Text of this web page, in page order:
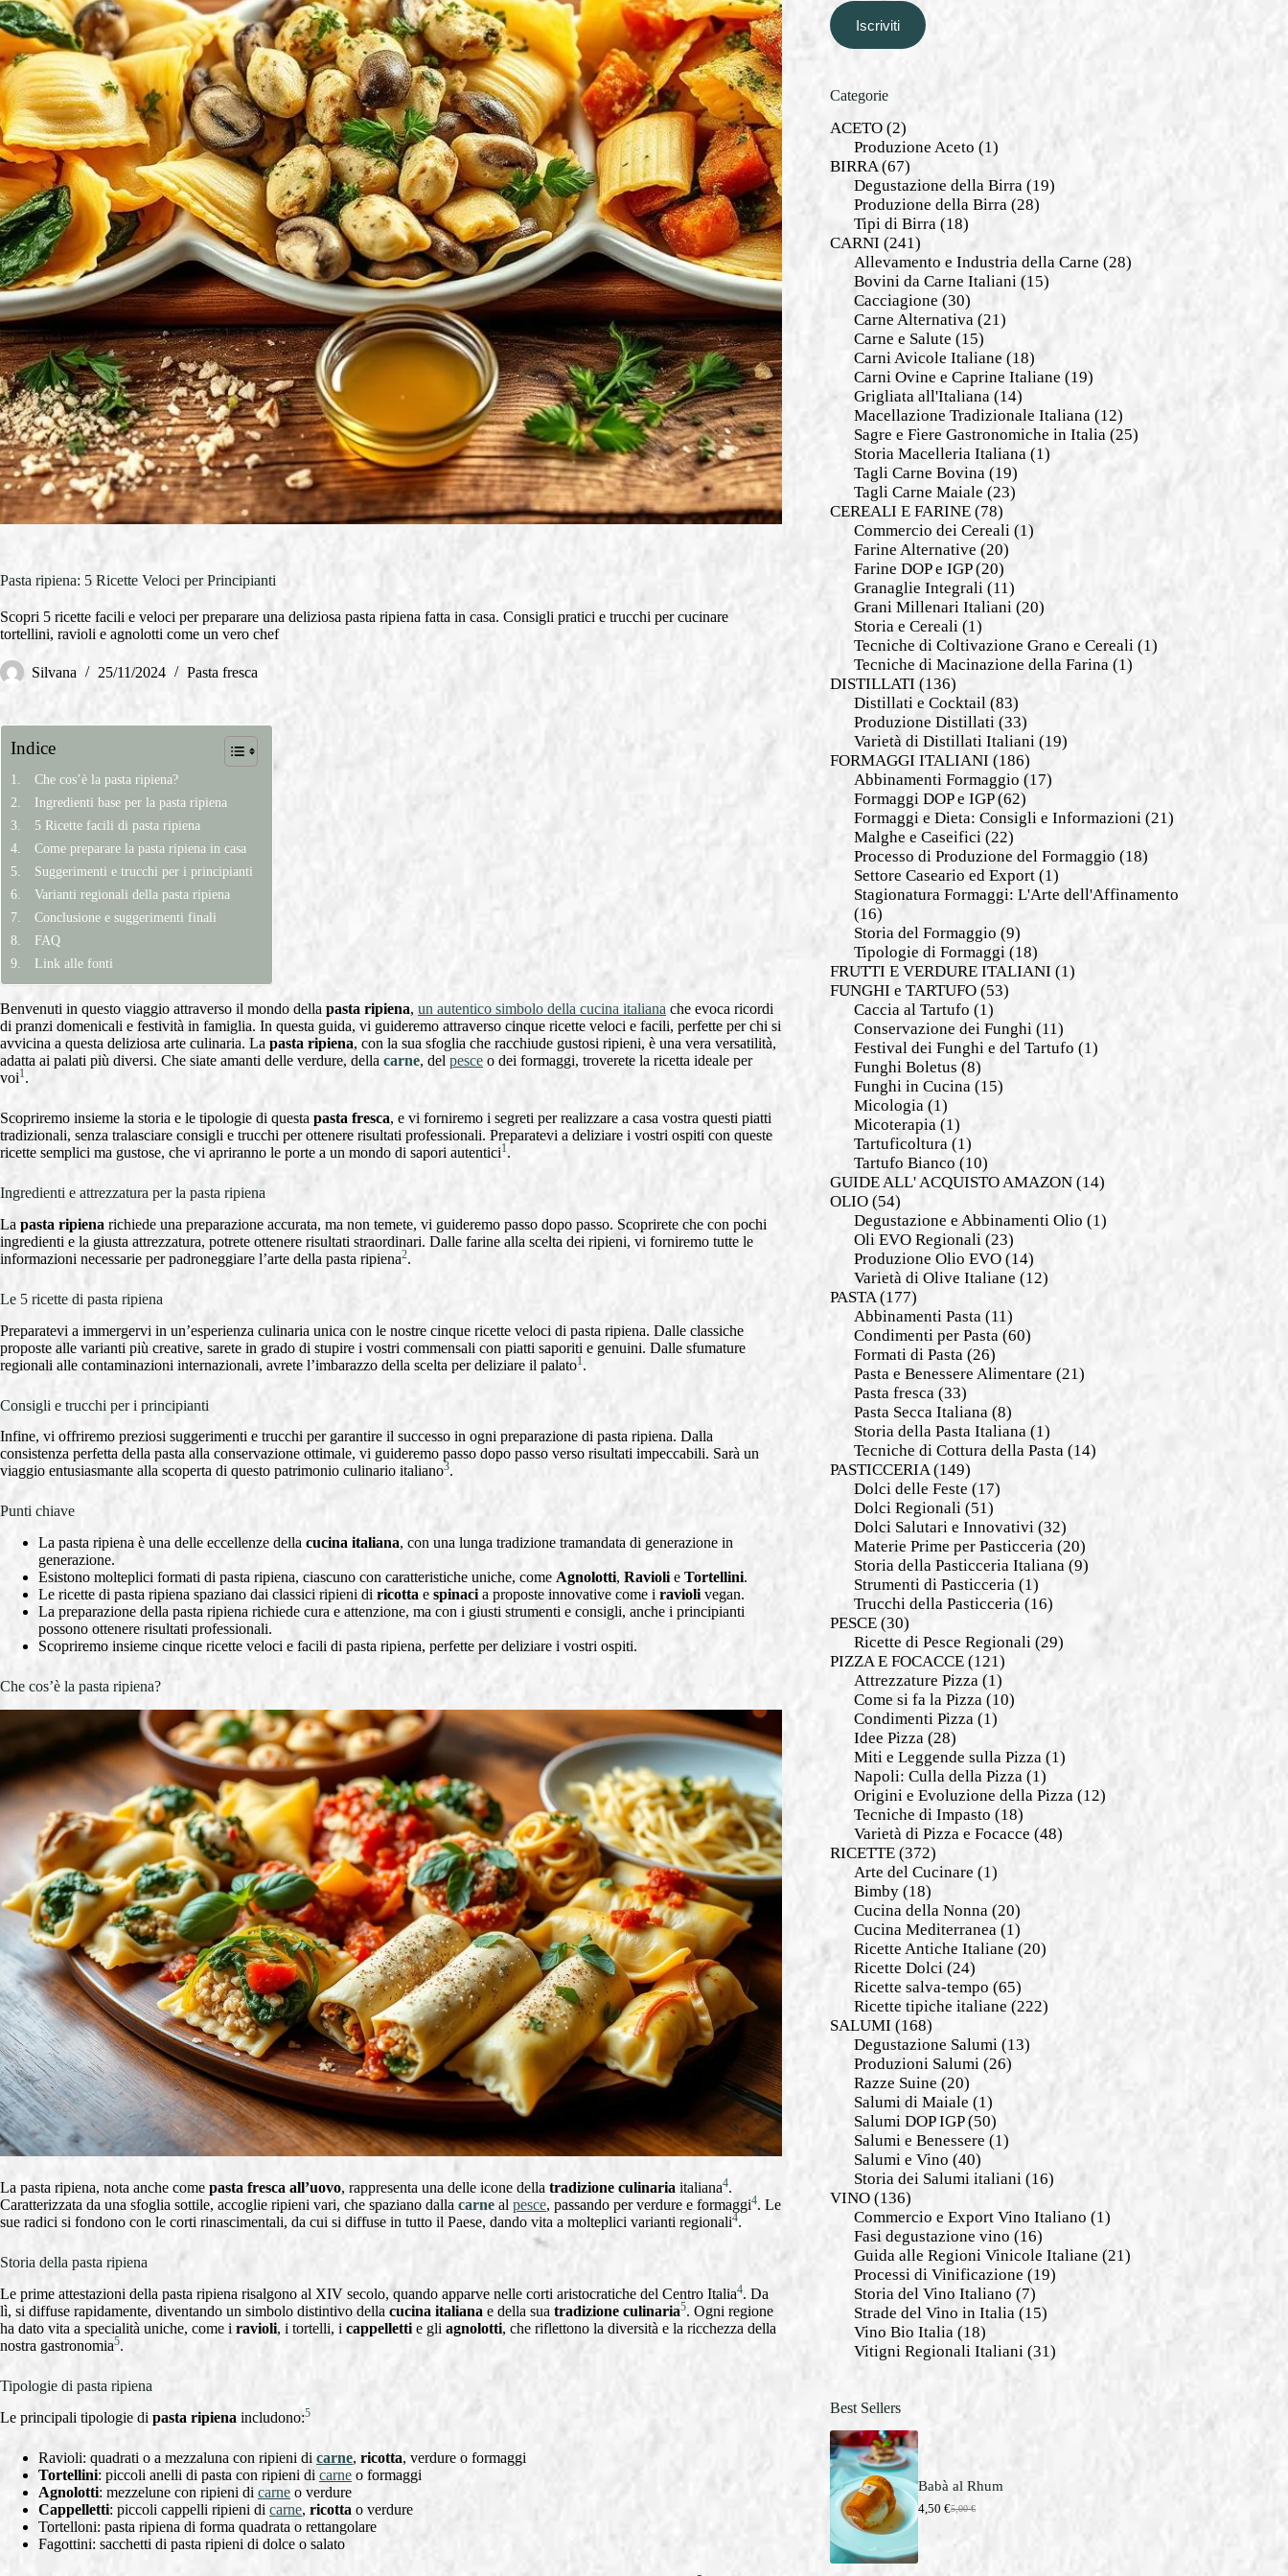
Pasta ripiena: 5 Ricette Veloci per Principianti
Scopri 5 ricette facili e veloci per preparare una deliziosa pasta ripiena fatta in casa. Consigli pratici e trucchi per cucinare
tortellini, ravioli e agnolotti come un vero chef
Silvana 25/11/2024 Pasta fresca
Indice
Che cos’è la pasta ripiena?
Ingredienti base per la pasta ripiena
5 Ricette facili di pasta ripiena
Come preparare la pasta ripiena in casa
Suggerimenti e trucchi per i principianti
Varianti regionali della pasta ripiena
Conclusione e suggerimenti finali
FAQ
Link alle fonti
Benvenuti in questo viaggio attraverso il mondo della pasta ripiena, un autentico simbolo della cucina italiana che evoca ricordi
di pranzi domenicali e festività in famiglia. In questa guida, vi guideremo attraverso cinque ricette veloci e facili, perfette per chi si
avvicina a questa deliziosa arte culinaria. La pasta ripiena, con la sua sfoglia che racchiude gustosi ripieni, è una vera versatilità,
adatta ai palati più diversi. Che siate amanti delle verdure, della carne, del pesce o dei formaggi, troverete la ricetta ideale per
voi1.
Scopriremo insieme la storia e le tipologie di questa pasta fresca, e vi forniremo i segreti per realizzare a casa vostra questi piatti
tradizionali, senza tralasciare consigli e trucchi per ottenere risultati professionali. Preparatevi a deliziare i vostri ospiti con queste
ricette semplici ma gustose, che vi apriranno le porte a un mondo di sapori autentici1.
Ingredienti e attrezzatura per la pasta ripiena
La pasta ripiena richiede una preparazione accurata, ma non temete, vi guideremo passo dopo passo. Scoprirete che con pochi
ingredienti e la giusta attrezzatura, potrete ottenere risultati straordinari. Dalle farine alla scelta dei ripieni, vi forniremo tutte le
informazioni necessarie per padroneggiare l’arte della pasta ripiena2.
Le 5 ricette di pasta ripiena
Preparatevi a immergervi in un’esperienza culinaria unica con le nostre cinque ricette veloci di pasta ripiena. Dalle classiche
proposte alle varianti più creative, sarete in grado di stupire i vostri commensali con piatti saporiti e genuini. Dalle sfumature
regionali alle contaminazioni internazionali, avrete l’imbarazzo della scelta per deliziare il palato1 .
Consigli e trucchi per i principianti
Infine, vi offriremo preziosi suggerimenti e trucchi per garantire il successo in ogni preparazione di pasta ripiena. Dalla
consistenza perfetta della pasta alla conservazione ottimale, vi guideremo passo dopo passo verso risultati impeccabili. Sarà un
viaggio entusiasmante alla scoperta di questo patrimonio culinario italiano3.
Punti chiave
La pasta ripiena è una delle eccellenze della cucina italiana, con una lunga tradizione tramandata di generazione in
generazione.
Esistono molteplici formati di pasta ripiena, ciascuno con caratteristiche uniche, come Agnolotti, Ravioli e Tortellini.
Le ricette di pasta ripiena spaziano dai classici ripieni di ricotta e spinaci a proposte innovative come i ravioli vegan.
La preparazione della pasta ripiena richiede cura e attenzione, ma con i giusti strumenti e consigli, anche i principianti
possono ottenere risultati professionali.
Scopriremo insieme cinque ricette veloci e facili di pasta ripiena, perfette per deliziare i vostri ospiti.
Che cos’è la pasta ripiena?
La pasta ripiena, nota anche come pasta fresca all’uovo, rappresenta una delle icone della tradizione culinaria italiana4.
Caratterizzata da una sfoglia sottile, accoglie ripieni vari, che spaziano dalla carne al pesce, passando per verdure e formaggi4. Le
sue radici si fondono con le corti rinascimentali, da cui si diffuse in tutto il Paese, dando vita a molteplici varianti regionali4.
Storia della pasta ripiena
Le prime attestazioni della pasta ripiena risalgono al XIV secolo, quando apparve nelle corti aristocratiche del Centro Italia4. Da
lì, si diffuse rapidamente, diventando un simbolo distintivo della cucina italiana e della sua tradizione culinaria5. Ogni regione
ha dato vita a specialità uniche, come i ravioli, i tortelli, i cappelletti e gli agnolotti, che riflettono la diversità e la ricchezza della
nostra gastronomia5.
Tipologie di pasta ripiena
Le principali tipologie di pasta ripiena includono:5
Ravioli: quadrati o a mezzaluna con ripieni di carne, ricotta, verdure o formaggi
Tortellini: piccoli anelli di pasta con ripieni di carne o formaggi
Agnolotti: mezzelune con ripieni di carne o verdure
Cappelletti: piccoli cappelli ripieni di carne, ricotta o verdure
Tortelloni: pasta ripiena di forma quadrata o rettangolare
Fagottini: sacchetti di pasta ripieni di dolce o salato
Iscriviti
Categorie
ACETO(2)
Produzione Aceto (1)
BIRRA(67)
Degustazione della Birra (19)
Produzione della Birra (28)
Tipi di Birra (18)
CARNI (241)
Allevamento e Industria della Carne (28)
Bovini da Carne Italiani (15)
Cacciagione (30)
Carne Alternativa (21)
Carne e Salute (15)
Carni Avicole Italiane (18)
Carni Ovine e Caprine Italiane (19)
Grigliata all'Italiana (14)
Macellazione Tradizionale Italiana (12)
Sagre e Fiere Gastronomiche in Italia (25)
Storia Macelleria Italiana (1)
Tagli Carne Bovina (19)
Tagli Carne Maiale (23)
CEREALI E FARINE(78)
Commercio dei Cereali (1)
Farine Alternative (20)
Farine DOP e IGP(20)
Granaglie Integrali (11)
Grani Millenari Italiani (20)
Storia e Cereali (1)
Tecniche di Coltivazione Grano e Cereali (1)
Tecniche di Macinazione della Farina (1)
DISTILLATI (136)
Distillati e Cocktail (83)
Produzione Distillati (33)
Varietà di Distillati Italiani (19)
FORMAGGI ITALIANI (186)
Abbinamenti Formaggio (17)
Formaggi DOP e IGP(62)
Formaggi e Dieta: Consigli e Informazioni (21)
Malghe e Caseifici (22)
Processo di Produzione del Formaggio (18)
Settore Caseario ed Export(1)
Stagionatura Formaggi: L'Arte dell'Affinamento
(16)
Storia del Formaggio (9)
Tipologie di Formaggi (18)
FRUTTI E VERDURE ITALIANI (1)
FUNGHI e TARTUFO(53)
Caccia al Tartufo (1)
Conservazione dei Funghi (11)
Festival dei Funghi e del Tartufo (1)
Funghi Boletus (8)
Funghi in Cucina (15)
Micologia (1)
Micoterapia (1)
Tartuficoltura (1)
Tartufo Bianco (10)
GUIDE ALL' ACQUISTO AMAZON(14)
OLIO(54)
Degustazione e Abbinamenti Olio (1)
Oli EVO Regionali (23)
Produzione Olio EVO(14)
Varietà di Olive Italiane (12)
PASTA(177)
Abbinamenti Pasta (11)
Condimenti per Pasta (60)
Formati di Pasta (26)
Pasta e Benessere Alimentare (21)
Pasta fresca (33)
Pasta Secca Italiana (8)
Storia della Pasta Italiana (1)
Tecniche di Cottura della Pasta (14)
PASTICCERIA(149)
Dolci delle Feste (17)
Dolci Regionali (51)
Dolci Salutari e Innovativi (32)
Materie Prime per Pasticceria (20)
Storia della Pasticceria Italiana (9)
Strumenti di Pasticceria (1)
Trucchi della Pasticceria (16)
PESCE(30)
Ricette di Pesce Regionali (29)
PIZZA E FOCACCE(121)
Attrezzature Pizza (1)
Come si fa la Pizza (10)
Condimenti Pizza (1)
Idee Pizza (28)
Miti e Leggende sulla Pizza (1)
Napoli: Culla della Pizza (1)
Origini e Evoluzione della Pizza (12)
Tecniche di Impasto (18)
Varietà di Pizza e Focacce (48)
RICETTE(372)
Arte del Cucinare (1)
Bimby(18)
Cucina della Nonna (20)
Cucina Mediterranea (1)
Ricette Antiche Italiane (20)
Ricette Dolci (24)
Ricette salva-tempo (65)
Ricette tipiche italiane (222)
SALUMI (168)
Degustazione Salumi (13)
Produzioni Salumi (26)
Razze Suine (20)
Salumi di Maiale (1)
Salumi DOP IGP(50)
Salumi e Benessere (1)
Salumi e Vino (40)
Storia dei Salumi italiani (16)
VINO(136)
Commercio e Export Vino Italiano (1)
Fasi degustazione vino (16)
Guida alle Regioni Vinicole Italiane (21)
Processi di Vinificazione (19)
Storia del Vino Italiano (7)
Strade del Vino in Italia (15)
Vino Bio Italia (18)
Vitigni Regionali Italiani (31)
Best Sellers
Babà al Rhum
5,00€
I
4,50€
I